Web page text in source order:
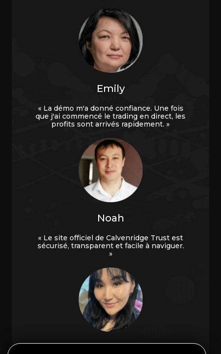
Emily
« La démo m'a donné confiance. Une fois
que j'ai commencé le trading en direct, les
profits sont arrivés rapidement. »
Noah
« Le site officiel de Calvenridge Trust est
sécurisé, transparent et facile à naviguer.
»